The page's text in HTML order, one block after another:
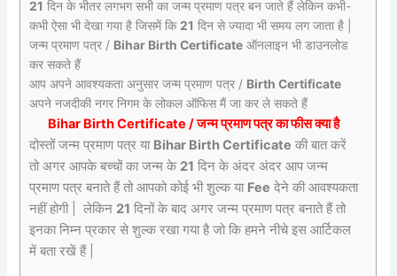
21 दिन के भीतर लगभग सभी का जन्म प्रमाण पत्र बन जाते हैं लेकिन कभी-
कभी ऐसा भी देखा गया है जिसमें कि 21 दिन से ज्यादा भी समय लग जाता है |
जन्म प्रमाण पत्र / Bihar Birth Certificate ऑनलाइन भी डाउनलोड
कर सकते हैं
आप अपने आवश्यकता अनुसार जन्म प्रमाण पत्र / Birth Certificate
अपने नजदीकी नगर निगम के लोकल ऑफिस मैं जा कर ले सकते हैं
Bihar Birth Certificate / जन्म प्रमाण पत्र का फीस क्या है
दोस्तों जन्म प्रमाण पत्र या Bihar Birth Certificate की बात करें
तो अगर आपके बच्चों का जन्म के 21 दिन के अंदर अंदर आप जन्म
प्रमाण पत्र बनाते हैं तो आपको कोई भी शुल्क या Fee देने की आवश्यकता
नहीं होगी | लेकिन 21 दिनों के बाद अगर जन्म प्रमाण पत्र बनाते हैं तो
इनका निम्न प्रकार से शुल्क रखा गया है जो कि हमने नीचे इस आर्टिकल
में बता रखें हैं |